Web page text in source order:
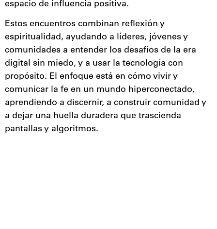
espacio de influencia positiva.
Estos encuentros combinan reflexión y
espiritualidad, ayudando a líderes, jóvenes y
comunidades a entender los desafíos de la era
digital sin miedo, y a usar la tecnología con
propósito. El enfoque está en cómo vivir y
comunicar la fe en un mundo hiperconectado,
aprendiendo a discernir, a construir comunidad y
a dejar una huella duradera que trascienda
pantallas y algoritmos.